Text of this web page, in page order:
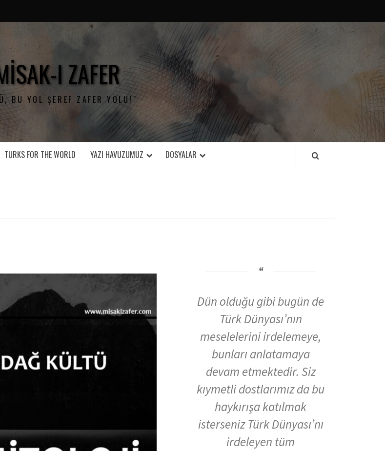
I ZAFER
BU YOL ŞEREF ZAFER YOLU!"
TURKS FOR THE WORLD YAZI HAVUZUMUZ DOSYALAR
Dün olduğu gibi bugün de
Türk Dünyası’nın
meselelerini irdelemeye,
bunları anlatamaya
devam etmektedir. Siz
kıymetli dostlarımız da bu
haykırışa katılmak
isterseniz Türk Dünyası’nı
irdeleyen tüm